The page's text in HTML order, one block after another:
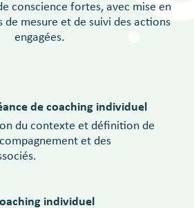
conscience fortes, avec mise en
de mesure et de suivi des actions
engagées.
de coaching individuel
du contexte et définition de
et des
individuel